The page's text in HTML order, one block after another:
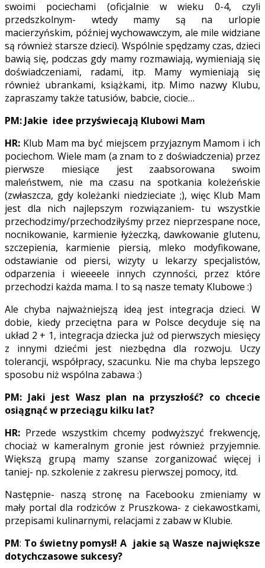
swoimi pociechami (oficjalnie w wieku 0-4, czyli
przedszkolnym- wtedy mamy są na urlopie
macierzyńskim, później wychowawczym, ale mile widziane
są również starsze dzieci). Wspólnie spędzamy czas, dzieci
bawią się, podczas gdy mamy rozmawiają, wymieniają się
doświadczeniami, radami, itp. Mamy wymieniają się
również ubrankami, książkami, itp. Mimo nazwy Klubu,
zapraszamy także tatusiów, babcie, ciocie…
PM: Jakie idee przyświecają Klubowi Mam
HR: Klub Mam ma być miejscem przyjaznym Mamom i ich
pociechom. Wiele mam (a znam to z doświadczenia) przez
pierwsze miesiące jest zaabsorowana swoim
maleństwem, nie ma czasu na spotkania koleżeńskie
(zwłaszcza, gdy koleżanki niedzieciate ;), więc Klub Mam
jest dla nich najlepszym rozwiązaniem- tu wszystkie
przechodzimy/przechodziłyśmy przez nieprzespane noce,
nocnikowanie, karmienie łyżeczką, dawkowanie glutenu,
szczepienia, karmienie piersią, mleko modyfikowane,
odstawianie od piersi, wizyty u lekarzy specjalistów,
odparzenia i wieeeele innych czynności, przez które
przechodzi każda mama. I to są nasze tematy Klubowe :)
Ale chyba najważniejszą ideą jest integracja dzieci. W
dobie, kiedy przeciętna para w Polsce decyduje się na
układ 2 + 1, integracja dziecka już od pierwszych miesięcy
z innymi dziećmi jest niezbędna dla rozwoju. Uczy
tolerancji, współpracy, szacunku. Nie ma chyba lepszego
sposobu niż wspólna zabawa :)
PM: Jaki jest Wasz plan na przyszłość? co chcecie
osiągnąć w przeciągu kilku lat?
HR: Przede wszystkim chcemy podwyższyć frekwencję,
chociaż w kameralnym gronie jest również przyjemnie.
Większą grupą mamy szanse zorganizować więcej i
taniej- np. szkolenie z zakresu pierwszej pomocy, itd.
Następnie- naszą stronę na Facebooku zmieniamy w
mały portal dla rodziców z Pruszkowa- z ciekawostkami,
przepisami kulinarnymi, relacjami z zabaw w Klubie.
PM: To świetny pomysł! A jakie są Wasze największe
dotychczasowe sukcesy?